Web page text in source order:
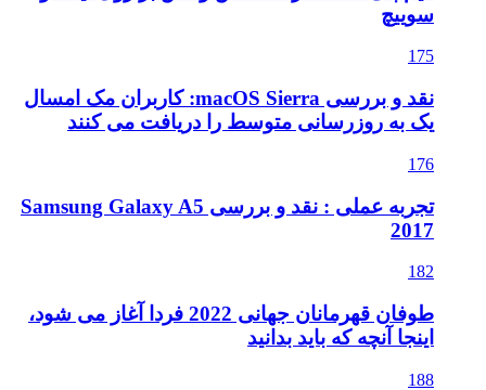
سوییچ
175
نقد و بررسی macOS Sierra: کاربران مک امسال
یک به روزرسانی متوسط را دریافت می کنند
176
تجربه عملی : نقد و بررسی Samsung Galaxy A5
2017
182
طوفان قهرمانان جهانی 2022 فردا آغاز می شود،
اینجا آنچه که باید بدانید
188